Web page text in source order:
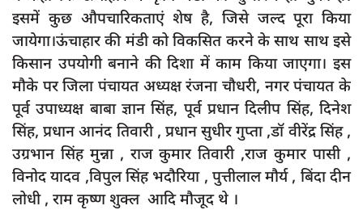
इसमें कुछ औपचारिकताएं शेष है, जिसे जल्द पूरा किया
जायेगा।ऊंचाहार की मंडी को विकसित करने के साथ साथ इसे
किसान उपयोगी बनाने की दिशा में काम किया जाएगा। इस
मौके पर जिला पंचायत अध्यक्ष रंजना चौधरी, नगर पंचायत के
पूर्व उपाध्यक्ष बाबा ज्ञान सिंह, पूर्व प्रधान दिलीप सिंह, दिनेश
सिंह, प्रधान आनंद तिवारी , प्रधान सुधीर गुप्ता ,डॉ वीरेंद्र सिंह ,
उग्रभान सिंह मुन्ना , राज कुमार तिवारी ,राज कुमार पासी ,
विनोद यादव ,विपुल सिंह भदौरिया , पुत्तीलाल मौर्य , बिंदा दीन
लोधी , राम कृष्ण शुक्ल आदि मौजूद थे ।